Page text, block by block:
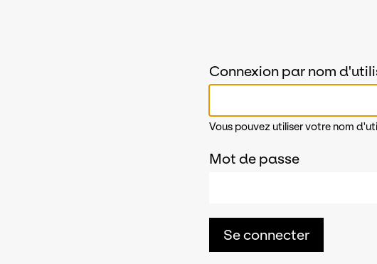
Connexion par nom
Vous pouvez utiliser votre nom
Mot de passe